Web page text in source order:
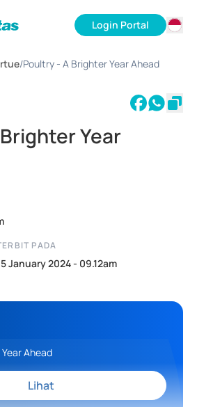
Login Portal
/Poultry - A Brighter Year Ahead
Year
PADA
January 2024 - 09.12am
Ahead
Lihat